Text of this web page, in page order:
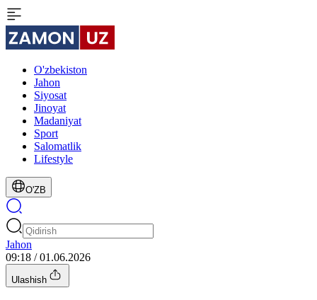
O'zbekiston
Jahon
Siyosat
Jinoyat
Madaniyat
Sport
Salomatlik
Lifestyle
O'ZB
Jahon
09:18 / 01.06.2026
Ulashish